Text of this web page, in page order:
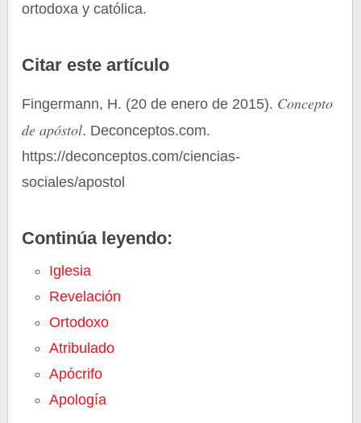
ortodoxa y católica.
Citar este artículo
Fingermann, H. (20 de enero de 2015). Concepto
de apóstol. Deconceptos.com.
https://deconceptos.com/ciencias-
sociales/apostol
Continúa leyendo:
Iglesia
Revelación
Ortodoxo
Atribulado
Apócrifo
Apología